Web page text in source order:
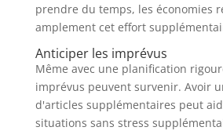
prendre du temps, les économies
amplement cet effort
Anticiper les imprévus
Même avec une planification
imprévus peuvent survenir. Avoir
d'articles supplémentaires peut
situations sans stress